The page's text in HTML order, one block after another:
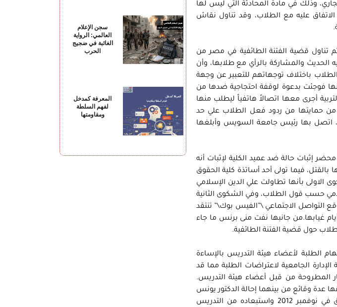
إلي قيام د. منى برنس بإلقاء محاضرة على طلابها بتاريخ 9 أبريل الجاري، وذلك في مادة المحادثة التي ليس لها
عليه مع الطلاب، وقد تناول نقاش
تناول قضية الفتنة الطائفية في مصر من
والمشاركة بالرأي مع طلابها، وأن
باختلاف توجهاتهم للتعبير عن وجهة
فوجئت بدعوة لوقفة احتجاجية ضدها من
أجرى معها اتصالاً هاتفياً ليطلب منها
الجاري بزعم أنه لن يتمكن من حمايتها من ردود فعل الطلاب علي حد
اتصل بها رئيس جامعة السويس وأبلغها
إثبات حالة ضد عميد الكلية لإثبات أنه
فيما تولى أحد أساتذة كلية الحقوق
بأنها تطاولت علي الدين الإسلامي
الإسلامي حسب قول الطلاب، وفي الشكوى الثانية
التواصل الاجتماعي \”الفيس بوك\” تنتقد
غيابها.من جانبها نفت منى برنس ما جاء
حول قضية الفتنة الطائفية.
الطلبة لأعضاء هيئة التدريس بالإساءة
الجامعية لاعتراضات الطلبة مما قد
المطروحة من قبل أعضاء هيئة التدريس.
عدة وقائع من بينهما إحالة الدكتور يونس
خضري محمود، الأستاذ المساعد بقسم الدراسات الإسلامية، بجامعة المنيا للتحقيق في نوفمبر 2012 واستبعاده من التدريس
سجن الإعلام
العالمي: الرواية
الغائبة في ضجيج
الحرب
المعرفة كمدخل
لفهم السلطة
ومقاومتها